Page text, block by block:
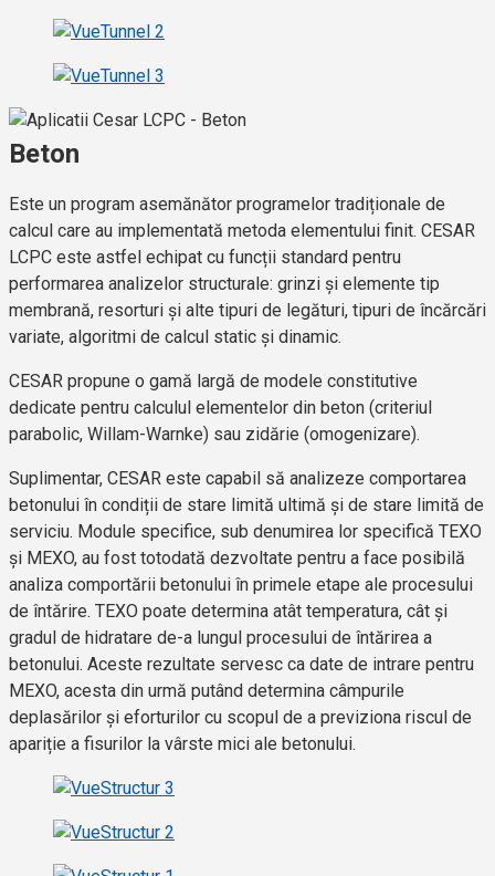
Beton
Este un program asemănător programelor tradiționale de
calcul care au implementată metoda elementului finit. CESAR
LCPC este astfel echipat cu funcții standard pentru
performarea analizelor structurale: grinzi și elemente tip
membrană, resorturi și alte tipuri de legături, tipuri de încărcări
variate, algoritmi de calcul static și dinamic.
CESAR propune o gamă largă de modele constitutive
dedicate pentru calculul elementelor din beton (criteriul
parabolic, Willam-Warnke) sau zidărie (omogenizare).
Suplimentar, CESAR este capabil să analizeze comportarea
betonului în condiții de stare limită ultimă și de stare limită de
serviciu. Module specifice, sub denumirea lor specifică TEXO
și MEXO, au fost totodată dezvoltate pentru a face posibilă
analiza comportării betonului în primele etape ale procesului
de întărire. TEXO poate determina atât temperatura, cât și
gradul de hidratare de-a lungul procesului de întărirea a
betonului. Aceste rezultate servesc ca date de intrare pentru
MEXO, acesta din urmă putând determina câmpurile
deplasărilor și eforturilor cu scopul de a previziona riscul de
apariție a fisurilor la vârste mici ale betonului.